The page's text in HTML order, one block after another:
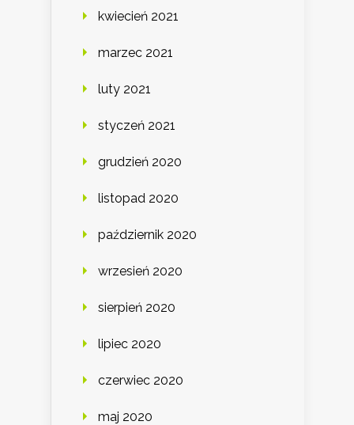
kwiecień 2021
marzec 2021
luty 2021
styczeń 2021
grudzień 2020
listopad 2020
październik 2020
wrzesień 2020
sierpień 2020
lipiec 2020
czerwiec 2020
maj 2020